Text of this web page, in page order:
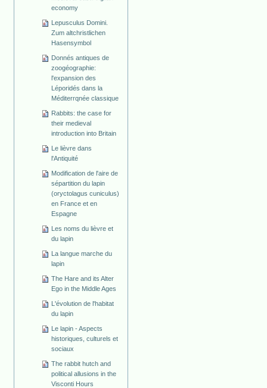
economy
Lepusculus Domini.
Zum altchristlichen
Hasensymbol
Donnés antiques de
zoogéographie:
l'expansion des
Léporidés dans la
Méditerrqnée classique
Rabbits: the case for
their medieval
introduction into Britain
Le lièvre dans
l'Antiquité
Modification de l'aire de
sépartition du lapin
(oryctolagus cuniculus)
en France et en
Espagne
Les noms du lièvre et
du lapin
La langue marche du
lapin
The Hare and its Alter
Ego in the Middle Ages
L'évolution de l'habitat
du lapin
Le lapin - Aspects
historiques, culturels et
sociaux
The rabbit hutch and
political allusions in the
Visconti Hours